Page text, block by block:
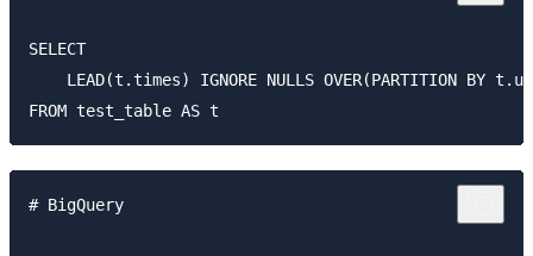
SELECT
LEAD(t.times) IGNORE NULLS OVER(PARTITION BY
# BigQuery